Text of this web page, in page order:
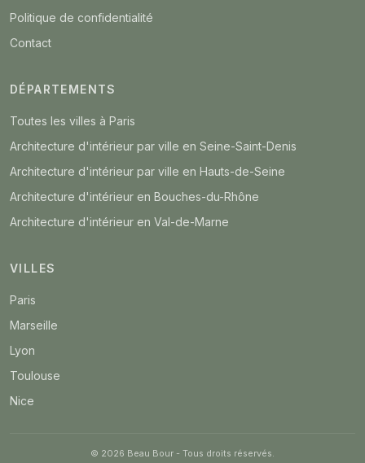
Politique de confidentialité
Contact
DÉPARTEMENTS
Toutes les villes à Paris
Architecture d'intérieur par ville en Seine-Saint-Denis
Architecture d'intérieur par ville en Hauts-de-Seine
Architecture d'intérieur en Bouches-du-Rhône
Architecture d'intérieur en Val-de-Marne
VILLES
Paris
Marseille
Lyon
Toulouse
Nice
© 2026 Beau Bour - Tous droits réservés.